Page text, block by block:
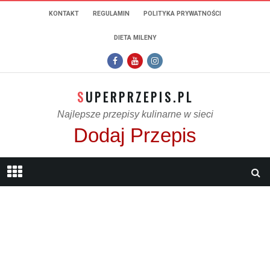
KONTAKT REGULAMIN POLITYKA PRYWATNOŚCI
DIETA MILENY
SUPERPRZEPIS.PL
Najlepsze przepisy kulinarne w sieci
Dodaj Przepis